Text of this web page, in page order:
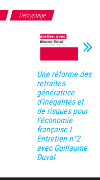
Décryptage
Une réforme des
retraites
génératrice
d’inégalités et
de risques pour
l’économie
française I
Entretien n°2
avec Guillaume
Duval